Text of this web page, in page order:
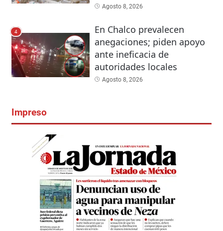
Agosto 8, 2026
4
En Chalco prevalecen
anegaciones; piden apoyo
ante ineficacia de
autoridades locales
Agosto 8, 2026
Impreso